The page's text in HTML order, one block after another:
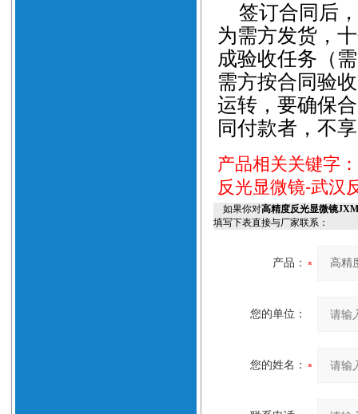
签订合同后
为需方发货，
成验收任务（
需方按合同验
运转，要确保
同付款者，不
产品相关关键字
反光显微镜-武汉
如果你对高精度反光显微镜
填写下表直接与厂家联系：
产品：
您的单位：
您的姓名：